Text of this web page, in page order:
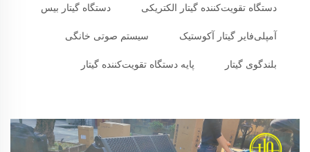
دستگاه تقویت‌کننده گیتار الکتریکی دستگاه گیتار بیس
آمپلی‌فایر گیتار آکوستیک سیستم صوتی خانگی
بلندگوی گیتار پایه دستگاه تقویت‌کننده گیتار